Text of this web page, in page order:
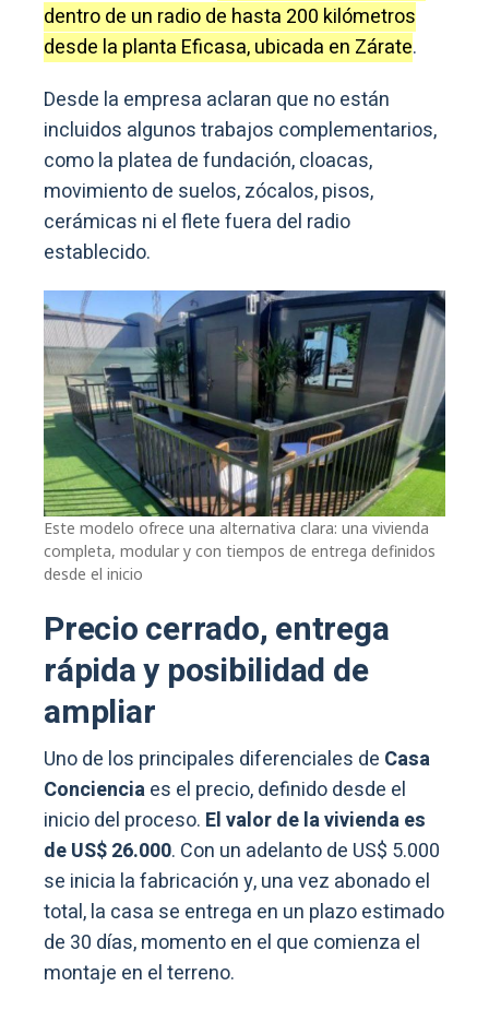
dentro de un radio de hasta 200 kilómetros
desde la planta Eficasa, ubicada en Zárate.
Desde la empresa aclaran que no están
incluidos algunos trabajos complementarios,
como la platea de fundación, cloacas,
movimiento de suelos, zócalos, pisos,
cerámicas ni el flete fuera del radio
establecido.
Este modelo ofrece una alternativa clara: una vivienda
completa, modular y con tiempos de entrega definidos
desde el inicio
Precio cerrado, entrega
rápida y posibilidad de
ampliar
Uno de los principales diferenciales de Casa
Concienciaes el precio, definido desde el
inicio del proceso. El valor de la vivienda es
de US$ 26.000. Con un adelanto de US$ 5.000
se inicia la fabricación y, una vez abonado el
total, la casa se entrega en un plazo estimado
de 30 días, momento en el que comienza el
montaje en el terreno.